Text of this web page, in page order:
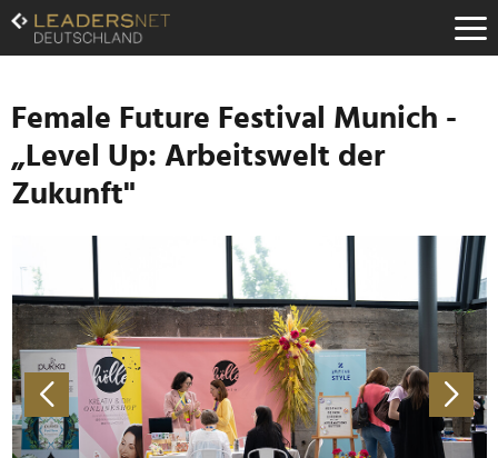
Zum
Inhalt
Zur
Navigation
Zur
Hauptnavigation
Female Future Festival Munich -
„Level Up: Arbeitswelt der
Zukunft"